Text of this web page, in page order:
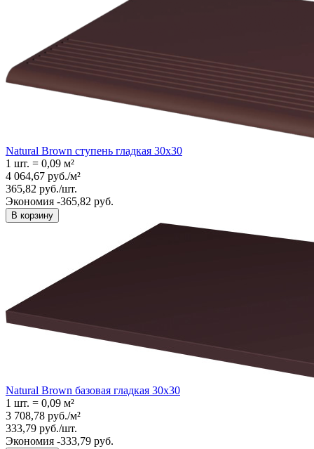
Natural Brown ступень гладкая 30x30
1 шт. = 0,09 м²
4 064,67 руб./м²
365,82 руб./шт.
Экономия -365,82 руб.
В корзину
Natural Brown базовая гладкая 30x30
1 шт. = 0,09 м²
3 708,78 руб./м²
333,79 руб./шт.
Экономия -333,79 руб.